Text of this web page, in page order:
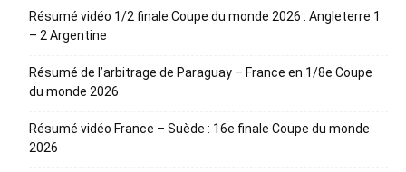
Résumé vidéo 1/2 finale Coupe du monde 2026 : Angleterre 1
– 2 Argentine
Résumé de l’arbitrage de Paraguay – France en 1/8e Coupe
du monde 2026
Résumé vidéo France – Suède : 16e finale Coupe du monde
2026